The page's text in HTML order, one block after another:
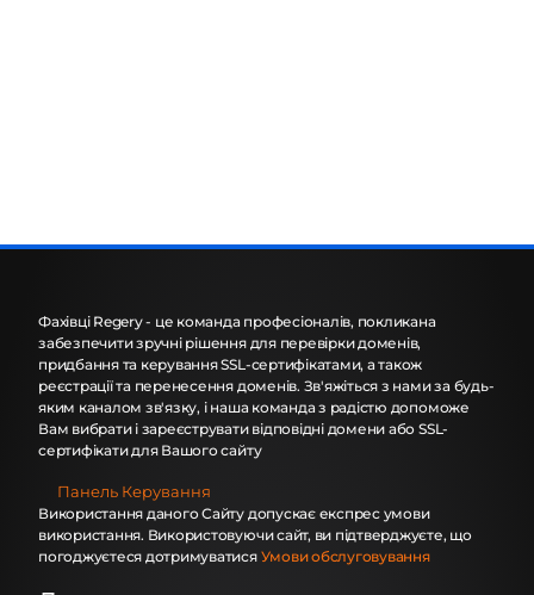
Фахівці Regery - це команда професіоналів, покликана
забезпечити зручні рішення для перевірки доменів,
придбання та керування SSL-сертифікатами, а також
реєстрації та перенесення доменів. Зв'яжіться з нами за будь-
яким каналом зв'язку, і наша команда з радістю допоможе
Вам вибрати і зареєструвати відповідні домени або SSL-
сертифікати для Вашого сайту
Панель Керування
Використання даного Сайту допускає експрес умови
використання. Використовуючи сайт, ви підтверджуєте, що
погоджуєтеся дотримуватися Умови обслуговування